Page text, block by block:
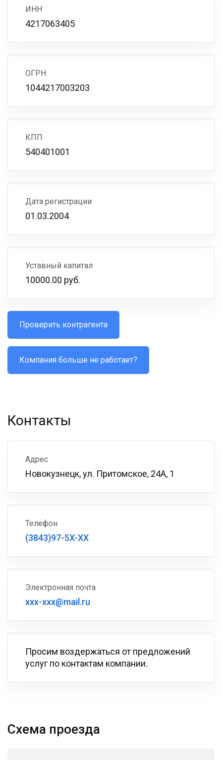
ИНН
4217063405
ОГРН
1044217003203
КПП
540401001
Дата регистрации
01.03.2004
Уставный капитал
10000.00 руб.
Проверить контрагента
Компания больше не работает?
Контакты
Адрес
Новокузнецк, ул. Притомское, 24А, 1
Телефон
(3843)97-5X-XX
Электронная почта
xxx-xxx@mail.ru
Просим воздержаться от предложений
услуг по контактам компании.
Схема проезда